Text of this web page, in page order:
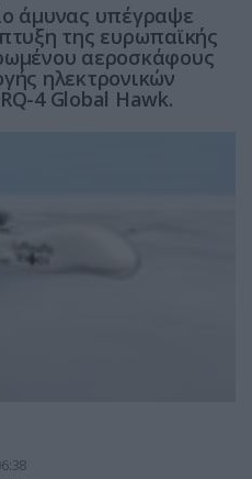
άμυνας υπέγραψε
της ευρωπαϊκής
αεροσκάφους
ηλεκτρονικών
4 Global Hawk.